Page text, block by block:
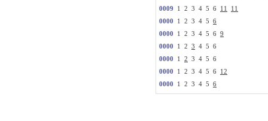
0009 1 2 3 4 5 6 11
11
0000 1 2 3 4 5 6
0000 1 2 3 4 5 6 9
0000 1 2 3 4 5 6
0000 1 2 3 4 5 6
0000 1 2 3 4 5 6 12
0000 1 2 3 4 5 6